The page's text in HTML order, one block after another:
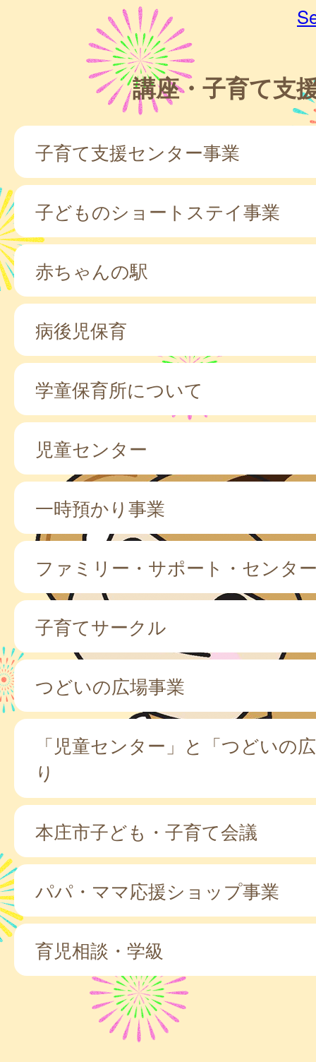
講座・子育て支
子育て支援センター事業
子どものショートステイ事業
赤ちゃんの駅
病後児保育
学童保育所について
児童センター
一時預かり事業
ファミリー・サポート・センタ
子育てサークル
つどいの広場事業
「児童センター」と「つどいの
り
本庄市子ども・子育て会議
パパ・ママ応援ショップ事業
育児相談・学級